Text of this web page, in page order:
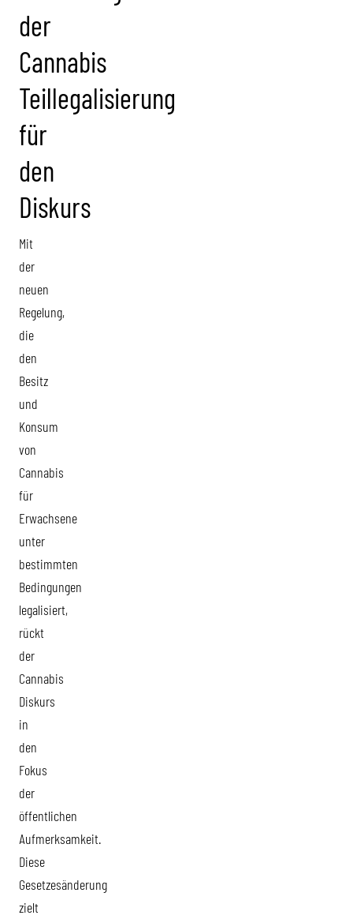
der
Cannabis
Teillegalisierung
für
den
Diskurs
Mit
der
neuen
Regelung,
die
den
Besitz
und
Konsum
von
Cannabis
für
Erwachsene
unter
bestimmten
Bedingungen
legalisiert,
rückt
der
Cannabis
Diskurs
in
den
Fokus
der
öffentlichen
Aufmerksamkeit.
Diese
Gesetzesänderung
zielt